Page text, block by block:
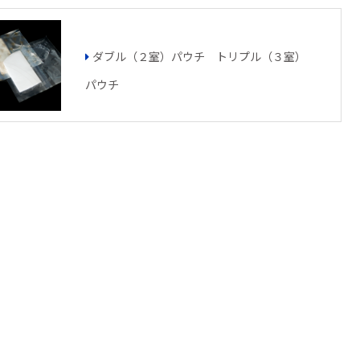
ダブル（２室）パウチ トリプル（３室）
パウチ